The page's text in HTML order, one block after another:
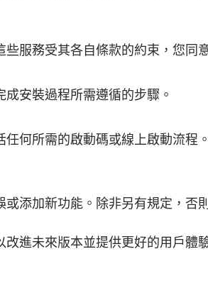
服務受其各自條款的約束，您同
安裝過程所需遵循的步驟。
何所需的啟動碼或線上啟動流程。
添加新功能。除非另有規定，否
進未來版本並提供更好的用戶體